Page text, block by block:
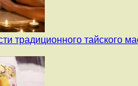
традиционного тайского